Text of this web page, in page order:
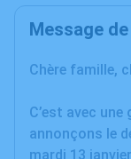
Message
Chère famille,
C’est avec
annonçons le
mardi 13